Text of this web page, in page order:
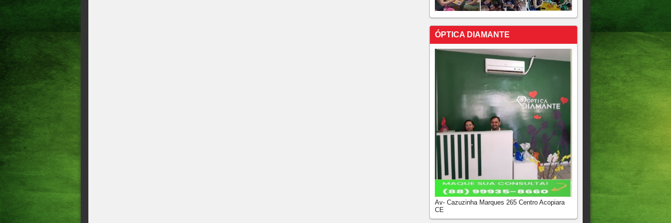
ÓPTICA DIAMANTE
Av- Cazuzinha Marques 265 Centro Acopiara
CE